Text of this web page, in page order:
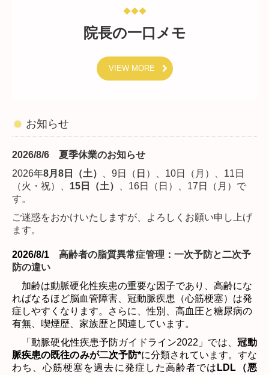
◆◆◆
院長の一口メモ
VIEW MORE
お知らせ
2026/8/6 夏季休業のお知らせ
2026年8月8日（土） 、9日（ 日 ）、10日（月）、11日
（火・祝）、 15日（土）
、16日（日）、17日（月）で
す。
ご迷惑をおかけいたしますが、よろしくお願い申し上げ
ます。
2026/8/1 高齢者の脂質異常症管理：一次予防と二次予
防の違い
加齢は動脈硬化性疾患の重要な因子であり、高齢にな
ればなるほど脳血管障害、冠動脈疾患（心筋梗塞）は発
症しやすくなります。さらに、性別、高血圧と糖尿病の
有無、喫煙歴、家族歴と関連しています。
「動脈硬化性疾患予防ガイドライン2022 」では、 冠動
脈疾患の既往のみが二次予防*に分類されています。すな
わち、心筋梗塞を過去に発症した高齢者では LDL （悪